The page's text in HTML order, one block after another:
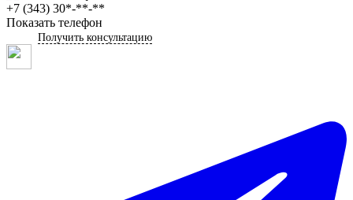
+7 (343) 30*-**-**
Показать телефон
Получить консультацию